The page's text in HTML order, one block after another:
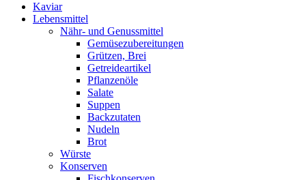
Kaviar
Lebensmittel
Nähr- und Genussmittel
Gemüsezubereitungen
Grützen, Brei
Getreideartikel
Pflanzenöle
Salate
Suppen
Backzutaten
Nudeln
Brot
Würste
Konserven